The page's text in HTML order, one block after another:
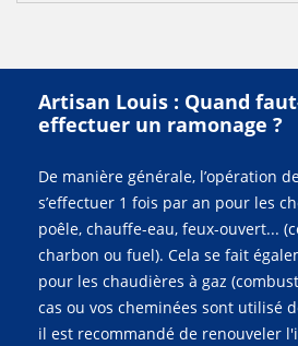
Artisan Louis : Quand
effectuer un ramonage ?
De manière générale, l’opération
s’effectuer 1 fois par an pour les
poêle, chauffe-eau, feux-ouvert...
charbon ou fuel). Cela se fait
pour les chaudières à gaz
cas ou vos cheminées sont utilisé
il est recommandé de renouveler